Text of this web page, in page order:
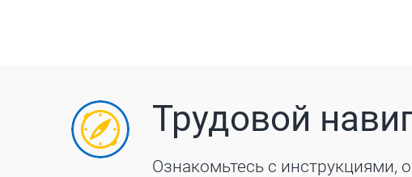
Трудовой
Ознакомьтесь с